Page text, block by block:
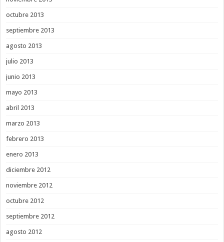
octubre 2013
septiembre 2013
agosto 2013
julio 2013
junio 2013
mayo 2013
abril 2013
marzo 2013
febrero 2013
enero 2013
diciembre 2012
noviembre 2012
octubre 2012
septiembre 2012
agosto 2012